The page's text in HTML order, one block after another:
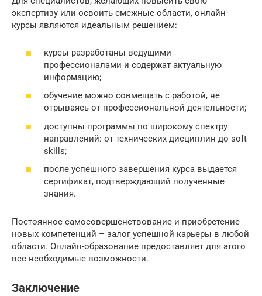
экспертизу или освоить смежные области, онлайн-
курсы являются идеальным решением:
курсы разработаны ведущими
профессионалами и содержат актуальную
информацию;
обучение можно совмещать с работой, не
отрываясь от профессиональной деятельности;
доступны программы по широкому спектру
направлений: от технических дисциплин до soft
skills;
после успешного завершения курса выдается
сертификат, подтверждающий полученные
знания.
Постоянное самосовершенствование и приобретение
новых компетенций – залог успешной карьеры в любой
области. Онлайн-образование предоставляет для этого
все необходимые возможности.
Заключение